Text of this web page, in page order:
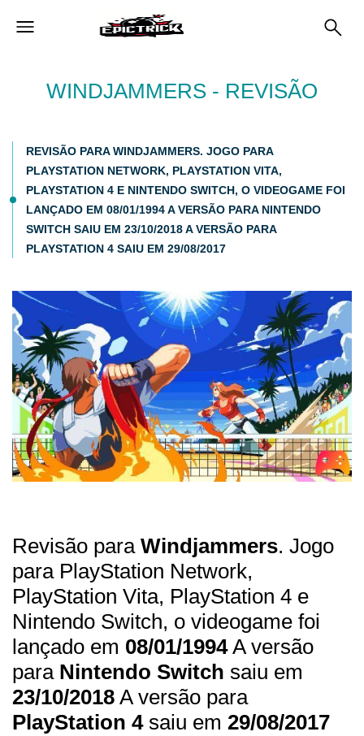
WINDJAMMERS - REVISÃO
REVISÃO PARA WINDJAMMERS. JOGO PARA
PLAYSTATION NETWORK, PLAYSTATION VITA,
PLAYSTATION 4 E NINTENDO SWITCH, O VIDEOGAME FOI
LANÇADO EM 08/01/1994 A VERSÃO PARA NINTENDO
SWITCH SAIU EM 23/10/2018 A VERSÃO PARA
PLAYSTATION 4 SAIU EM 29/08/2017
Revisão para Windjammers. Jogo
para PlayStation Network,
PlayStation Vita, PlayStation 4 e
Nintendo Switch, o videogame foi
lançado em 08/01/1994A versão
para Nintendo Switch saiu em
23/10/2018 A versão para
PlayStation 4saiu em 29/08/2017